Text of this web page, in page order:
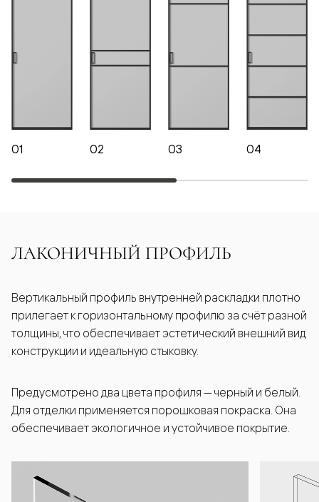
01 02 03 04
ЛАКОНИЧНЫЙ ПРОФИЛЬ
Вертикальный профиль внутренней раскладки плотно
прилегает к горизонтальному профилю за счёт разной
толщины, что обеспечивает эстетический внешний вид
конструкции и идеальную стыковку.
Предусмотрено два цвета профиля — черный и белый.
Для отделки применяется порошковая покраска. Она
обеспечивает экологичное и устойчивое покрытие.